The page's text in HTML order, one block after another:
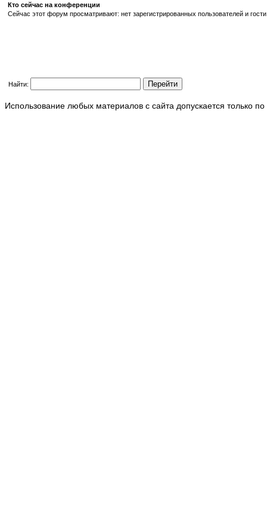
Кто сейчас на конференции
Сейчас этот форум просматривают: нет зарегистрированных пользователей и
Найти:
Использование любых материалов с сайта допускается только